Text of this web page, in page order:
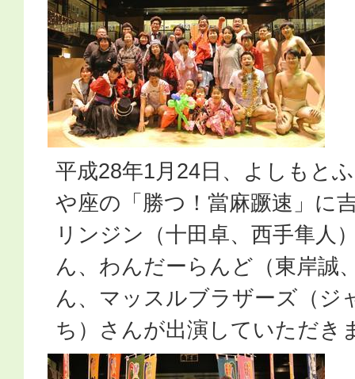
平成28年1月24日、よしもと
や座の「勝つ！當麻蹶速」に
リンジン（十田卓、西手隼人
ん、わんだーらんど（東岸誠
ん、マッスルブラザーズ（ジ
ち）さんが出演していただき